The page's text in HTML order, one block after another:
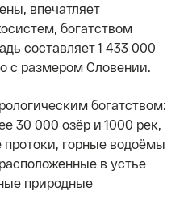
впечатляет
богатством
составляет 1 433 000
с размером Словении.
богатством:
30 000 озёр и 1000 рек,
горные водоёмы
в устье
природные